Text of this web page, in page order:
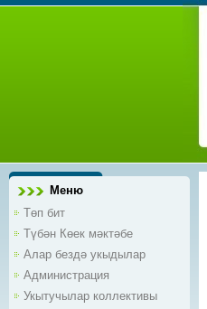
Меню
Төп бит
Түбән Көек мәктәбе
Алар бездә укыдылар
Администрация
Укытучылар коллективы